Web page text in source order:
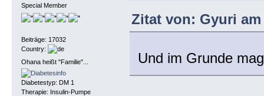
Special Member
Beiträge: 17032
Country:
Ohana heißt "Familie"...
Diabetestyp: DM 1
Therapie: Insulin-Pumpe
Zitat von: Gyuri am
Und im Grunde